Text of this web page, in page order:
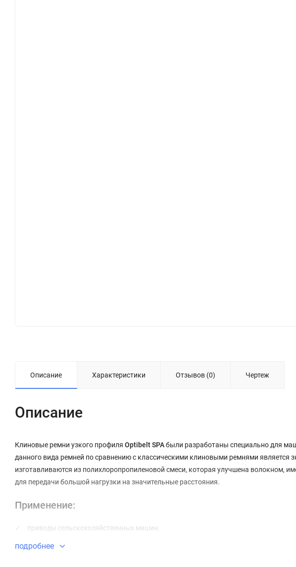
Описание Характеристики Отзывов (0) Чертеж
Описание
Клиновые ремни узкого профиля Optibelt SPAбыли разработаны специально для
данного вида ремней по сравнению с классическими клиновыми ремнями является
изготавливаются из полихлоропропиленовой смеси, которая улучшена волокном,
для передачи большой нагрузки на значительные расстояния.
Применение:
приводы сельскохозяйственных машин;
приводы промышленного оборудования;
подробнее